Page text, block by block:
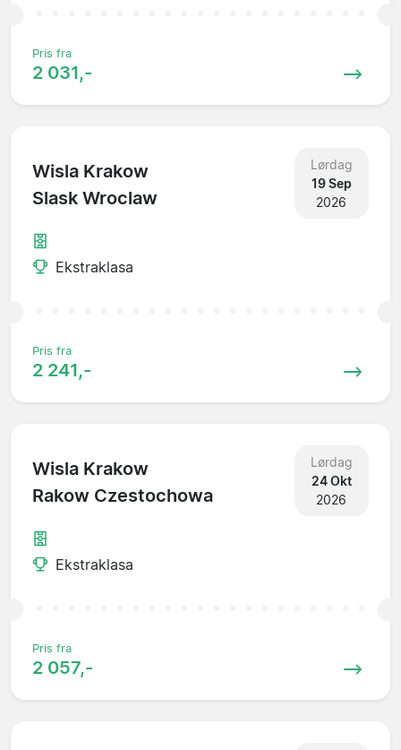
Pris fra
2 031,-
Wisla Krakow
Slask Wroclaw
Lørdag
19 Sep
2026
Ekstraklasa
Pris fra
2 241,-
Wisla Krakow
Rakow Czestochowa
Lørdag
24 Okt
2026
Ekstraklasa
Pris fra
2 057,-